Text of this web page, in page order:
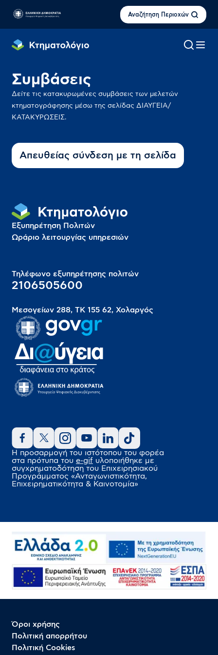
Αναζήτηση Περιοχών
Συμβάσεις
Δείτε τις κατακυρωμένες συμβάσεις των μελετών
κτηματογράφησης μέσω της σελίδας ΔΙΑΥΓΕΙΑ/
ΚΑΤΑΚΥΡΩΣΕΙΣ.
Aπευθείας σύνδεση με τη σελίδα
Εξυπηρέτηση Πολιτών
Ωράριο λειτουργίας υπηρεσιών
Τηλέφωνο εξυπηρέτησης πολιτών
2106505600
Μεσογείων 288, ΤΚ 155 62, Χολαργός
Η προσαρμογή του ιστότοπου του φορέα
στα πρότυπα του e-gif υλοποιήθηκε με
συγχρηματοδότηση του Επιχειρησιακού
Προγράμματος «Ανταγωνιστικότητα,
Επιχειρηματικότητα & Καινοτομία»
Όροι χρήσης
Πολιτική απορρήτου
Πολιτική Cookies